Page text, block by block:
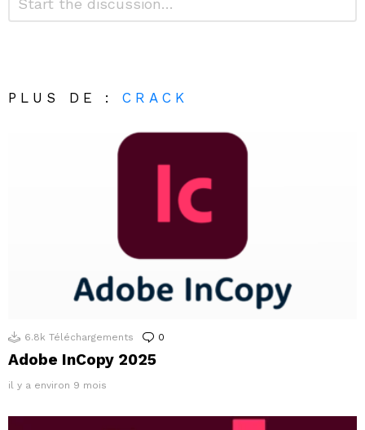
un
PLUS DE : CRACK
6.8k Téléchargements 0
Adobe InCopy 2025
il y a environ 9 mois